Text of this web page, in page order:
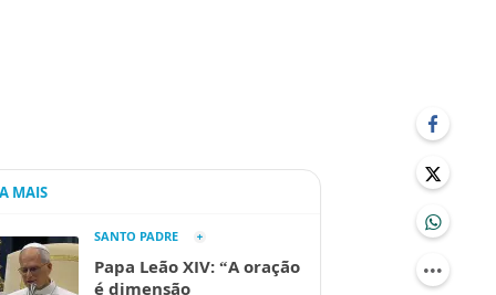
MAIS
SANTO PADRE
Papa Leão XIV: “A oração
é dimensão